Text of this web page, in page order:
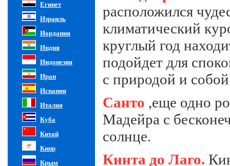
Египет
Израиль
Иордания
Индия
Индонезия
Иран
Испания
Италия
Куба
Китай
Кипр
Крым
расположился
климатический
круглый год
подойдет для
с природой и
Санто ,еще одно
Мадейра с
солнце.
Кинта до Лаго.